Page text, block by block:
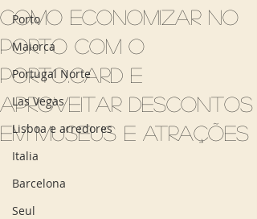
Porto
Maiorca
Portugal Norte
Las Vegas
Lisboa e arredores
Italia
Barcelona
Seul
como economizar no
Porto com o
Porto.CARD e
aproveitar descontos
em museus e atrações